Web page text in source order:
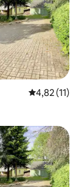
Gemiddelde
4,82 (11)